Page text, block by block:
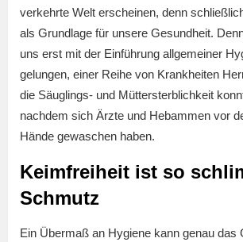
verkehrte Welt erscheinen, denn
als Grundlage für unsere Gesundheit.
uns erst mit der Einführung allgemeiner
gelungen, einer Reihe von Krankheiten
die Säuglings- und Müttersterblichkeit
nachdem sich Ärzte und Hebammen vor
Hände gewaschen haben.
Keimfreiheit ist so
Schmutz
Ein Übermaß an Hygiene kann genau das